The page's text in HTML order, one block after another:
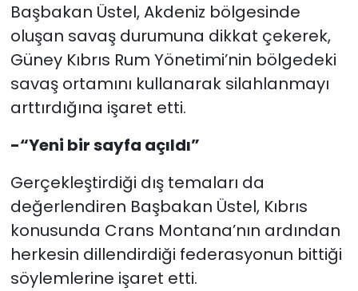
Başbakan Üstel, Akdeniz bölgesinde
oluşan savaş durumuna dikkat çekerek,
Güney Kıbrıs Rum Yönetimi’nin bölgedeki
savaş ortamını kullanarak silahlanmayı
arttırdığına işaret etti.
-“Yeni bir sayfa açıldı”
Gerçekleştirdiği dış temaları da
değerlendiren Başbakan Üstel, Kıbrıs
konusunda Crans Montana’nın ardından
herkesin dillendirdiği federasyonun bittiği
söylemlerine işaret etti.